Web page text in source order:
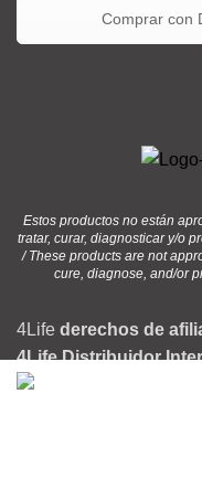
Comprar con
Estos productos no están
tratar, curar, diagnosticar y/o
/ These products are not
cure, diagnose, and/or
4Life derechos de
4Life Distribuidor